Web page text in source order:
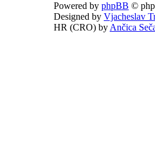
Powered by phpBB ©
Designed by Vjacheslav
HR (CRO) by Ančica